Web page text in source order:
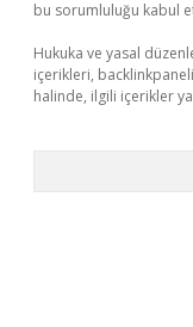
bu sorumluluğu kabul
Hukuka ve yasal
içerikleri,
halinde, ilgili içerikler